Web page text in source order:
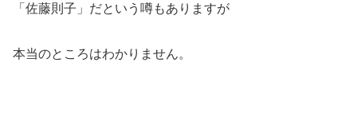
「佐藤則子」だという噂もありますが
本当のところはわかりません。